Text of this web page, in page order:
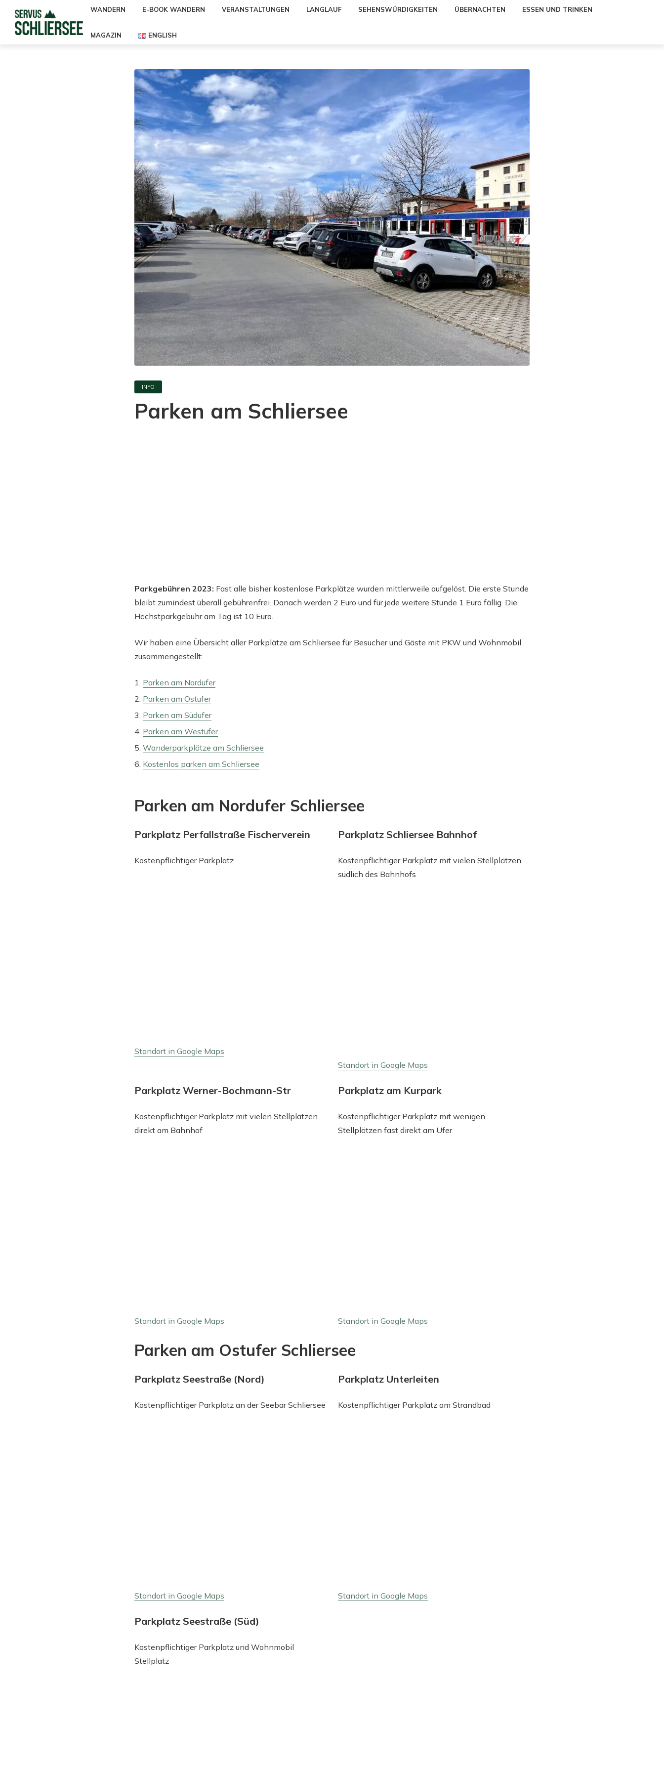
WANDERN E-BOOK WANDERN VERANSTALTUNGEN LANGLAUF SEHENSWÜRDIGKEITEN ÜBERNACHTEN ESSEN UND TRINKEN
MAGAZIN ENGLISH
INFO
Parken am Schliersee
Parkgebühren 2023: Fast alle bisher kostenlose Parkplätze wurden mittlerweile aufgelöst. Die erste Stunde
bleibt zumindest überall gebührenfrei. Danach werden 2 Euro und für jede weitere Stunde 1 Euro fällig. Die
Höchstparkgebühr am Tag ist 10 Euro.
Wir haben eine Übersicht aller Parkplätze am Schliersee für Besucher und Gäste mit PKW und Wohnmobil
zusammengestellt:
Parken am Nordufer
Parken am Ostufer
Parken am Südufer
Parken am Westufer
Wanderparkplätze am Schliersee
Kostenlos parken am Schliersee
Parken am Nordufer Schliersee
Parkplatz Perfallstraße Fischerverein
Kostenpflichtiger Parkplatz
Standort in Google Maps
Parkplatz Schliersee Bahnhof
Kostenpflichtiger Parkplatz mit vielen Stellplätzen
südlich des Bahnhofs
Standort in Google Maps
Parkplatz Werner-Bochmann-Str
Kostenpflichtiger Parkplatz mit vielen Stellplätzen
direkt am Bahnhof
Standort in Google Maps
Parkplatz am Kurpark
Kostenpflichtiger Parkplatz mit wenigen
Stellplätzen fast direkt am Ufer
Standort in Google Maps
Parken am Ostufer Schliersee
Parkplatz Seestraße (Nord)
Kostenpflichtiger Parkplatz an der Seebar Schliersee
Standort in Google Maps
Parkplatz Unterleiten
Kostenpflichtiger Parkplatz am Strandbad
Standort in Google Maps
Parkplatz Seestraße (Süd)
Kostenpflichtiger Parkplatz und Wohnmobil
Stellplatz